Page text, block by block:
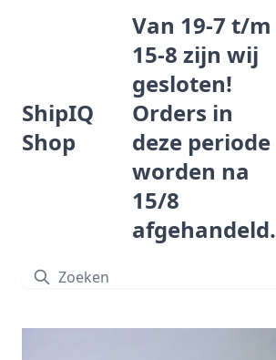
ShipIQ
Shop
Van 19-7 t/m
15-8 zijn wij
gesloten!
Orders in
deze periode
worden na
15/8
afgehandeld.